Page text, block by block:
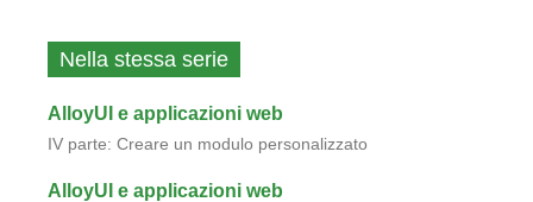
Nella stessa serie
AlloyUI e applicazioni web
IV parte: Creare un modulo personalizzato
AlloyUI e applicazioni web